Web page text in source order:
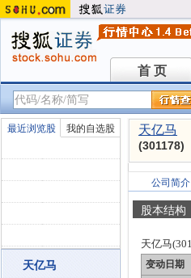
首 页
首 页
最近浏览股 我的自选股
天亿马
天亿马
(301178)
公司简介
股本结构
天亿马
变动日期